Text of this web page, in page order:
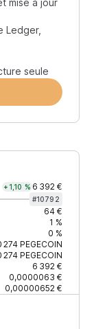
mise à jour
Ledger,
seule
+1,10 % 6 392 €
#10792
64 €
1 %
0 %
274PEGECOIN
274PEGECOIN
6 392 €
0,0000063 €
0,00000652 €